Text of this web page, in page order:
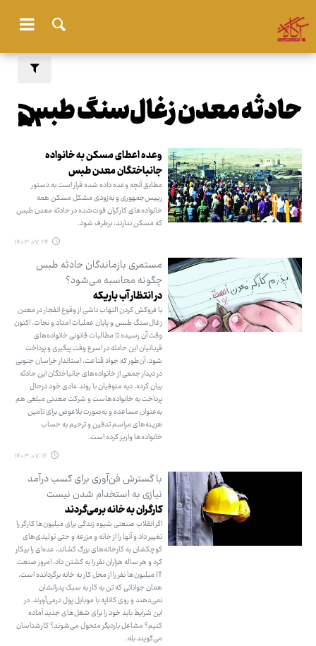
حادثه معدن زغال‌سنگ طبس
وعده اعطای مسکن به خانواده
جانباختگان معدن طبس
مطابق آنچه وعده داده شده قرار است به دستور
رییس‌جمهوری و به‌زودی مشکل مسکن همه
خانواده‌های کارگران فوت‌شده در حادثه معدن طبس
که مسکن ندارند، برطرف شود.
۱۴۰۳.۰۷.۲۴
مستمری بازماندگان حادثه طبس
چگونه محاسبه می‌شود؟
در انتظار آب باریکه
با فروکش کردن التهاب ناشی از وقوع انفجار در معدن
زغال‌سنگ طبس و پایان عملیات امداد و نجات، اکنون
وقت آن رسیده تا مطالبات قانونی خانواده‌های
قربانیان این حادثه در اسرع وقت پیگیری و پرداخت
شود. آن‌طور که جواد قناعت، استاندار خراسان جنوبی
در دیدار جمعی از خانواده‌های جانباختگان این حادثه
بیان کرده، دیه متوفیان با روند عادی خود درحال
پرداخت به خانواده‌هاست و شرکت معدنی مبلغی هم
به‌عنوان مساعده و به‌صورت بلاعوض برای تامین
هزینه‌های مراسم تدفین و ترحیم به حساب
خانواده‌ها واریز کرده است.
۱۴۰۳.۰۷.۱۴
با گسترش فن‌آوری برای کسب درآمد
نیازی به استخدام شدن نیست
کارگران به خانه برمی‌گردند
اگر انقلاب صنعتی شیوه زندگی برای میلیون‌ها کارگر را
تغییر داد و آنها را از خانه و مزرعه و حتی تولیدی‌های
کوچکشان به کارخانه‌های بزرگ کشاند، عده‌ای را بیکار
کرد و هر ساله هزاران نفر را به کشتن داد، امروز صنعت
IT میلیون‌ها نفر را از محل کار به خانه برگردانده است.
همان جوانانی که تن به کار به سبک پدرانشان
نمی‌دهند و روی کاناپه با موبایل پول درمی‌آورند. در
این شرایط باید خود را برای شغل‌های جدید آماده
کنیم؟ مشاغل باردیگر متحول می‌شوند؟ کارشناسان
می‌گویند بله.